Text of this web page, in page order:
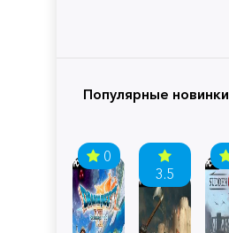
Популярные новинки
0
3.5